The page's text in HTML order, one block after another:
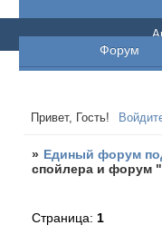
Форум
Привет, Гость!
» Единый форум
спойлера и форум
Страница: 1